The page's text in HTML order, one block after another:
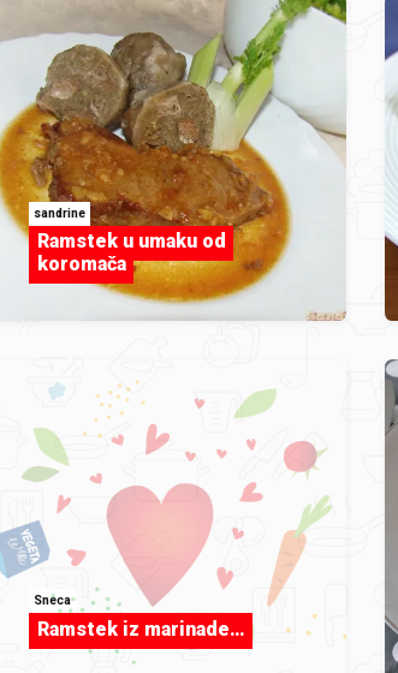
sandrine
Ramstek u umaku od
koromača
Sneca
Ramstek iz marinade…